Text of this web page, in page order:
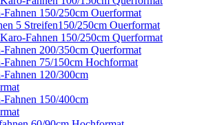
Fahnen 150/250cm Ouerformat
5 Streifen150/250cm Ouerformat
Fahnen 150/250cm Querformat
Fahnen 200/350cm Querformat
Fahnen 75/150cm Hochformat
Fahnen 120/300cm
Fahnen 150/400cm